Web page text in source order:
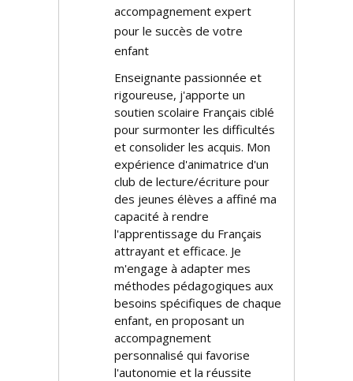
accompagnement expert
pour le succès de votre
enfant
Enseignante passionnée et
rigoureuse, j'apporte un
soutien scolaire Français ciblé
pour surmonter les difficultés
et consolider les acquis. Mon
expérience d'animatrice d'un
club de lecture/écriture pour
des jeunes élèves a affiné ma
capacité à rendre
l'apprentissage du Français
attrayant et efficace. Je
m'engage à adapter mes
méthodes pédagogiques aux
besoins spécifiques de chaque
enfant, en proposant un
accompagnement
personnalisé qui favorise
l'autonomie et la réussite